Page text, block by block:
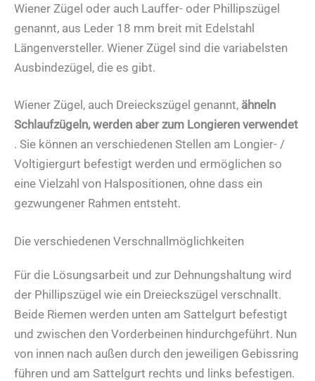
Wiener Zügel oder auch Lauffer- oder Phillipszügel
genannt, aus Leder 18 mm breit mit Edelstahl
Längenversteller. Wiener Zügel sind die variabelsten
Ausbindezügel, die es gibt.
Wiener Zügel, auch Dreieckszügel genannt, ähneln
Schlaufzügeln, werden aber zum Longieren verwendet
. Sie können an verschiedenen Stellen am Longier- /
Voltigiergurt befestigt werden und ermöglichen so
eine Vielzahl von Halspositionen, ohne dass ein
gezwungener Rahmen entsteht.
Die verschiedenen Verschnallmöglichkeiten
Für die Lösungsarbeit und zur Dehnungshaltung wird
der Phillipszügel wie ein Dreieckszügel verschnallt.
Beide Riemen werden unten am Sattelgurt befestigt
und zwischen den Vorderbeinen hindurchgeführt. Nun
von innen nach außen durch den jeweiligen Gebissring
führen und am Sattelgurt rechts und links befestigen.